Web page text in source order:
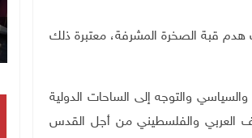
هدم قبة الصخرة المشرفة، معتبرة ذلك
والتوجه إلى الساحات الدولية
العربي والفلسطيني من أجل القدس